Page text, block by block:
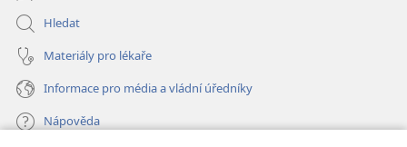
Hledat
Materiály pro lékaře
Informace pro média a vládní úředníky
Nápověda